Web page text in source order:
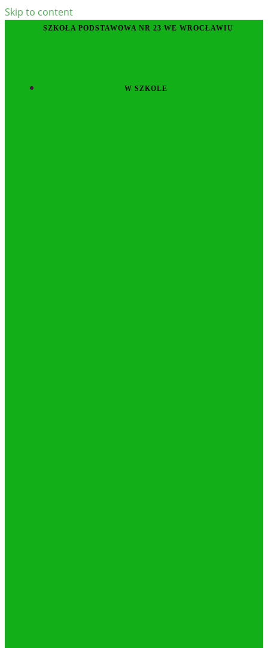
Skip to content
SZKOŁA PODSTAWOWA NR 23 WE WROCŁAWIU
W SZKOLE